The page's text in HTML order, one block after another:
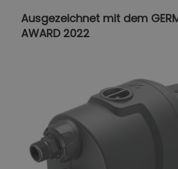
Ausgezeichnet mit dem
AWARD 2022